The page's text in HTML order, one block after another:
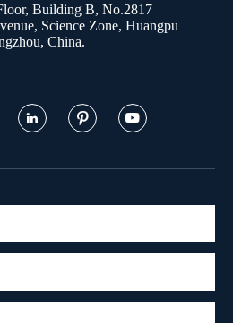
Building B, No.2817
Science Zone, Huangpu
China.
  